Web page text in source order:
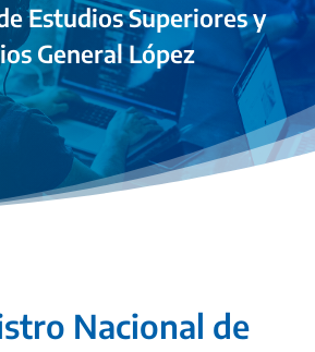
Estudios Superiores y
General López
Nacional de